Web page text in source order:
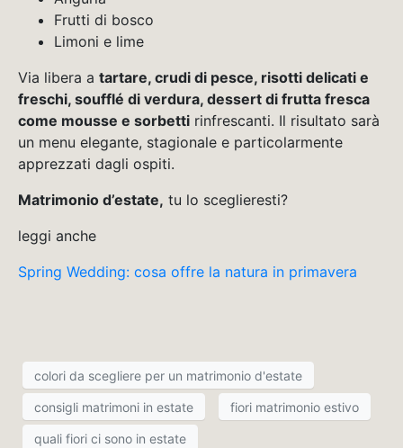
Frutti di bosco
Limoni e lime
Via libera a tartare, crudi di pesce, risotti delicati e
freschi, soufflé di verdura, dessert di frutta fresca
come mousse e sorbetti rinfrescanti. Il risultato sarà
un menu elegante, stagionale e particolarmente
apprezzati dagli ospiti.
Matrimonio d’estate, tu lo sceglieresti?
leggi anche
Spring Wedding: cosa offre la natura in primavera
colori da scegliere per un matrimonio d'estate
consigli matrimoni in estate fiori matrimonio estivo
quali fiori ci sono in estate